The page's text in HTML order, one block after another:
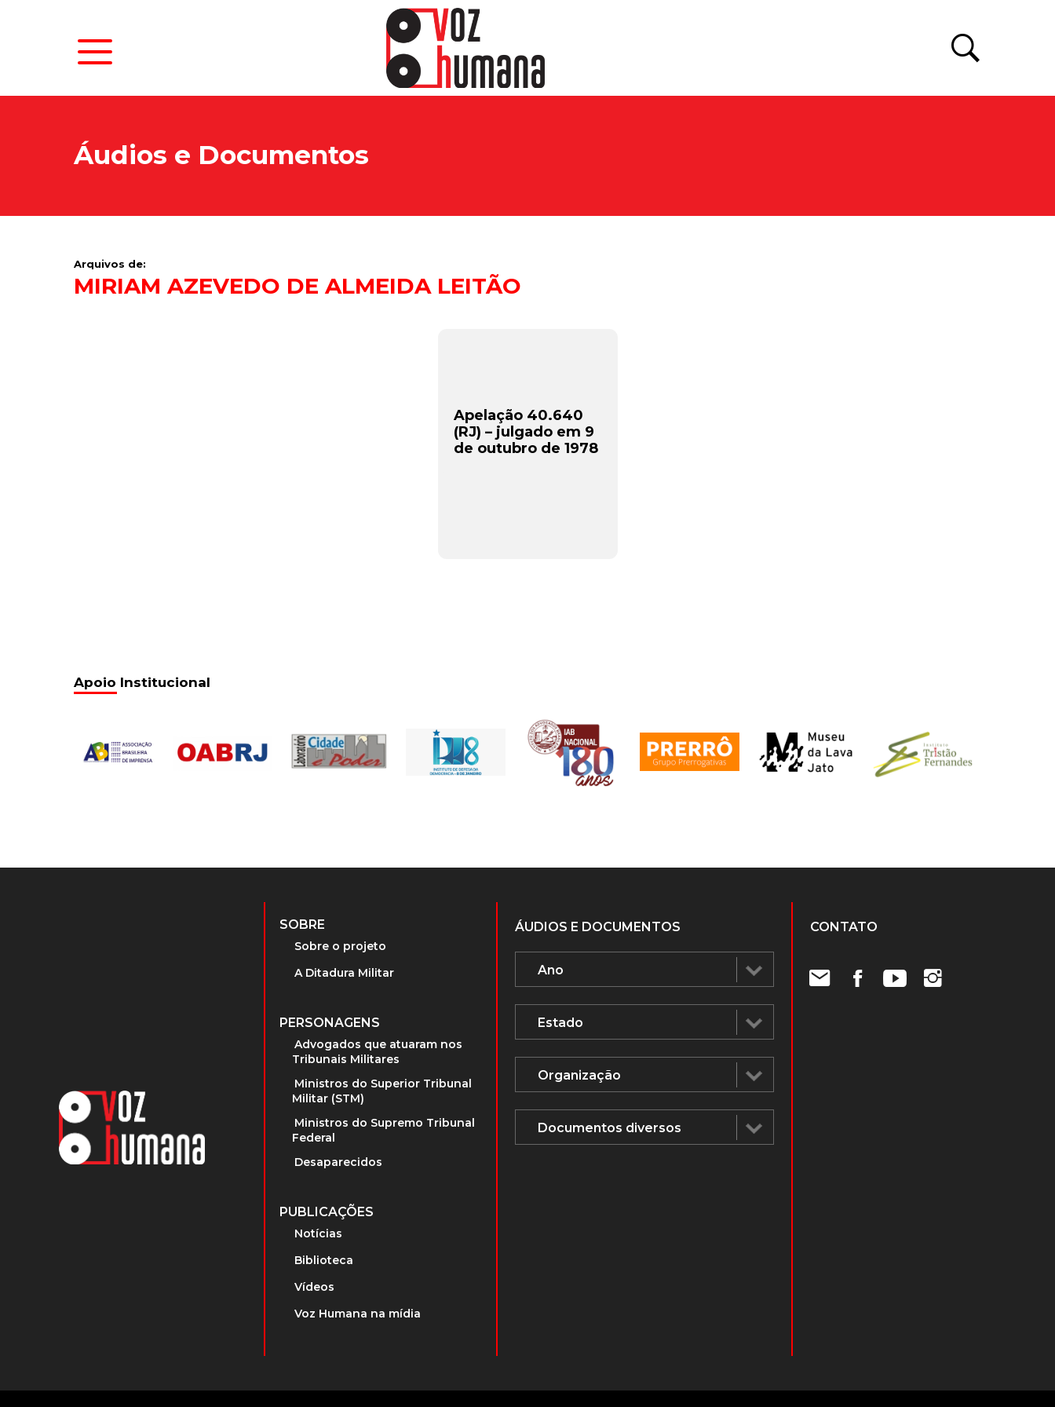
Áudios e Documentos
Arquivos de:
MIRIAM AZEVEDO DE ALMEIDA LEITÃO
Apelação 40.640
(RJ) – julgado em 9
de outubro de 1978
Apoio Institucional
SOBRE
Sobre o projeto
A Ditadura Militar
PERSONAGENS
Advogados que atuaram nos
Tribunais Militares
Ministros do Superior Tribunal
Militar (STM)
Ministros do Supremo Tribunal
Federal
Desaparecidos
PUBLICAÇÕES
Notícias
Biblioteca
Vídeos
Voz Humana na mídia
ÁUDIOS E DOCUMENTOS CONTATO